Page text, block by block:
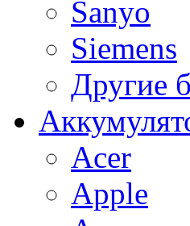
Sanyo
Siemens
Другие
Acer
Apple